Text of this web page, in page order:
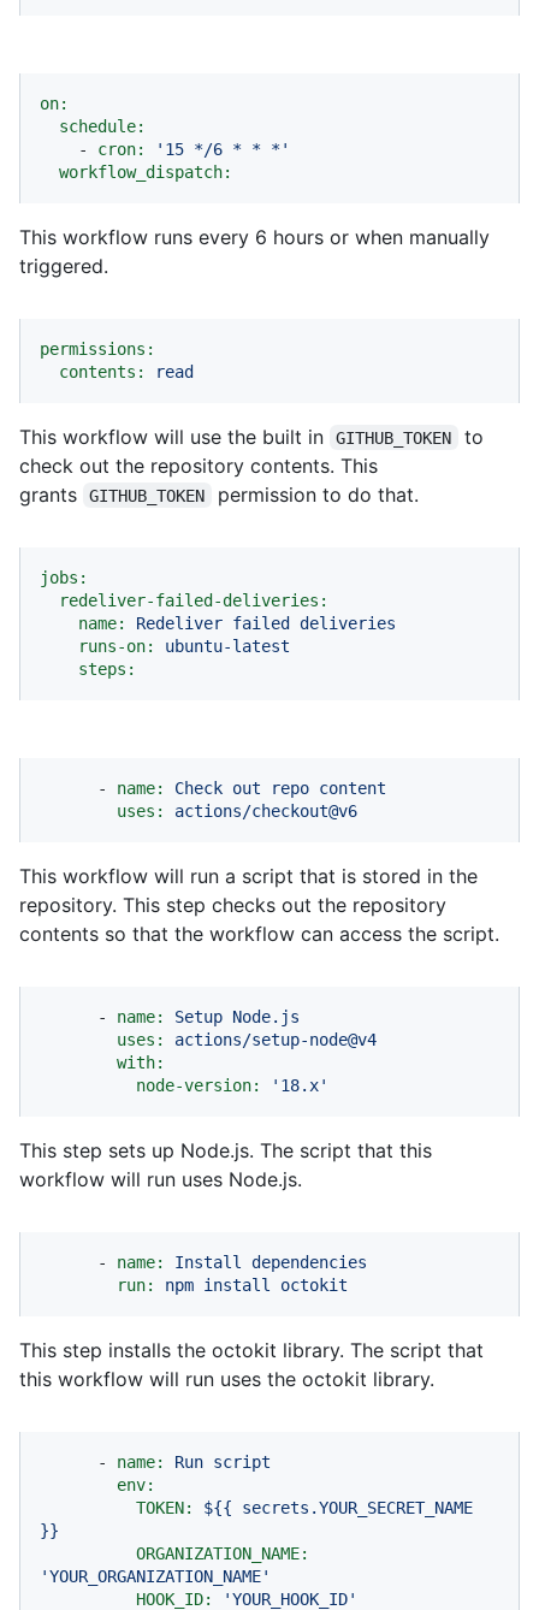
on:
schedule:
-
cron:
'15 */6 * * *'
workflow_dispatch:
This workflow runs every 6 hours or when manually
triggered.
permissions:
contents:
read
This workflow will use the built in GITHUB_TOKEN
to
check out the repository contents. This
grants
GITHUB_TOKEN permission to do that.
jobs:
redeliver-failed-deliveries:
name:
Redeliver failed deliveries
runs-on:
ubuntu-latest
steps:
- name: Check out repo content
uses:
actions/checkout@v6
This workflow will run a script that is stored in the
repository. This step checks out the repository
contents so that the workflow can access the script.
- name: Setup Node.js
uses:
actions/setup-node@v4
with:
node-version:
'18.x'
This step sets up Node.js. The script that this
workflow will run uses Node.js.
- name: Install
dependencies
run:
npm install octokit
This step installs the octokit library. The script that
this workflow will run uses the octokit library.
- name: Run script
env:
TOKEN:
${{
secrets.YOUR_SECRET_NAME
}}
ORGANIZATION_NAME:
'YOUR_ORGANIZATION_NAME'
HOOK_ID:
'YOUR_HOOK_ID'